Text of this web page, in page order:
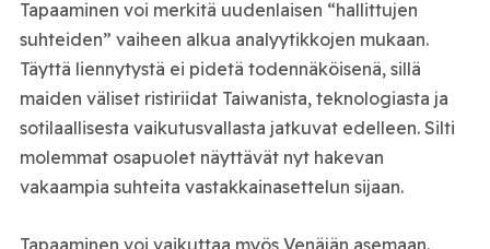
Tapaaminen voi merkitä uudenlaisen “hallittujen
suhteiden” vaiheen alkua analyytikkojen mukaan.
Täyttä liennytystä ei pidetä todennäköisenä, sillä
maiden väliset ristiriidat Taiwanista, teknologiasta ja
sotilaallisesta vaikutusvallasta jatkuvat edelleen. Silti
molemmat osapuolet näyttävät nyt hakevan
vakaampia suhteita vastakkainasettelun sijaan.
Tapaaminen voi vaikuttaa myös Venäjän asemaan.